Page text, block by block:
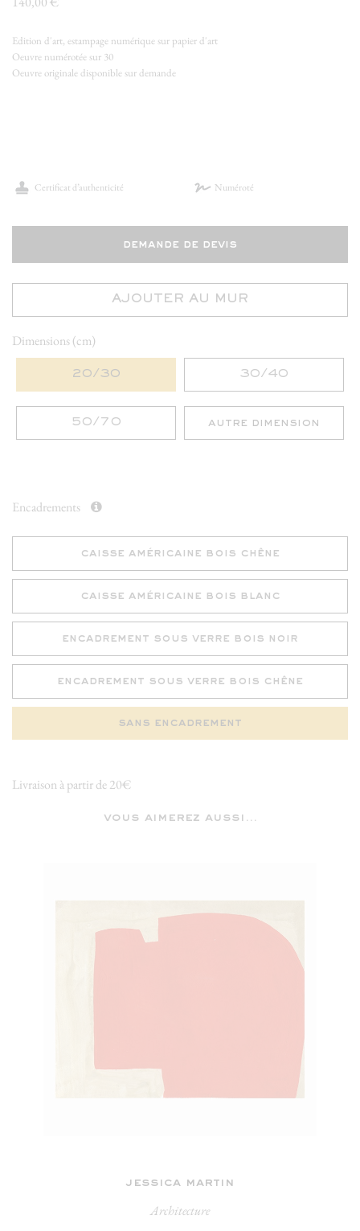
Edition d'art, estampage numérique sur papier d'art
Oeuvre numérotée sur 30
Oeuvre originale disponible sur demande
Certificat d’authenticité Numéroté
demande de devis
AJOUTER AU MUR
Dimensions (cm)
20/30 30/40
50/70 autre dimension
Encadrements
caisse américaine bois chêne
caisse américaine bois blanc
encadrement sous verre bois noir
encadrement sous verre bois chêne
sans encadrement
Livraison à partir de 20€
vous aimerez aussi...
jessica martin
Architecture